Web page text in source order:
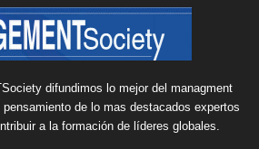
difundimos lo mejor del managment
de lo mas destacados expertos
a la formación de líderes globales.